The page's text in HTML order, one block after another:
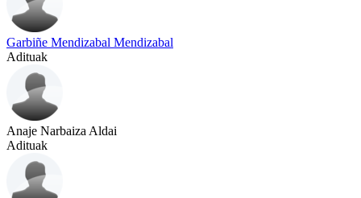
Garbiñe Mendizabal Mendizabal
Adituak
Anaje Narbaiza Aldai
Adituak